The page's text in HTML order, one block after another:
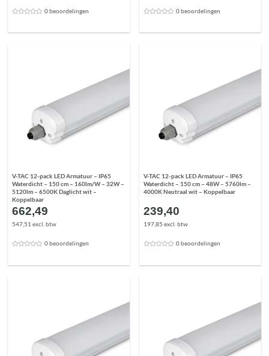
0 beoordelingen 0 beoordelingen
V-TAC 12-pack LED Armatuur – IP65
Waterdicht – 150 cm – 160lm/W – 32W –
5120lm – 6500K Daglicht wit –
Koppelbaar
662,49
547,51 excl. btw
0 beoordelingen
V-TAC 12-pack LED Armatuur – IP65
Waterdicht – 150 cm – 48W – 5760lm –
4000K Neutraal wit – Koppelbaar
239,40
197,85 excl. btw
0 beoordelingen